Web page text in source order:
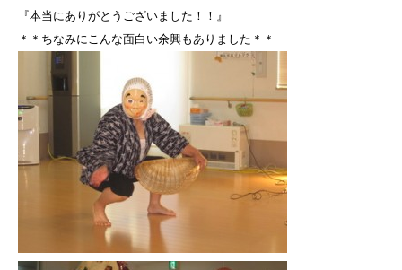
『本当にありがとうございました！！』
＊＊ちなみにこんな面白い余興もありました＊＊